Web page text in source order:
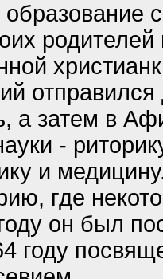
а затем в
-
и
где
он был
году